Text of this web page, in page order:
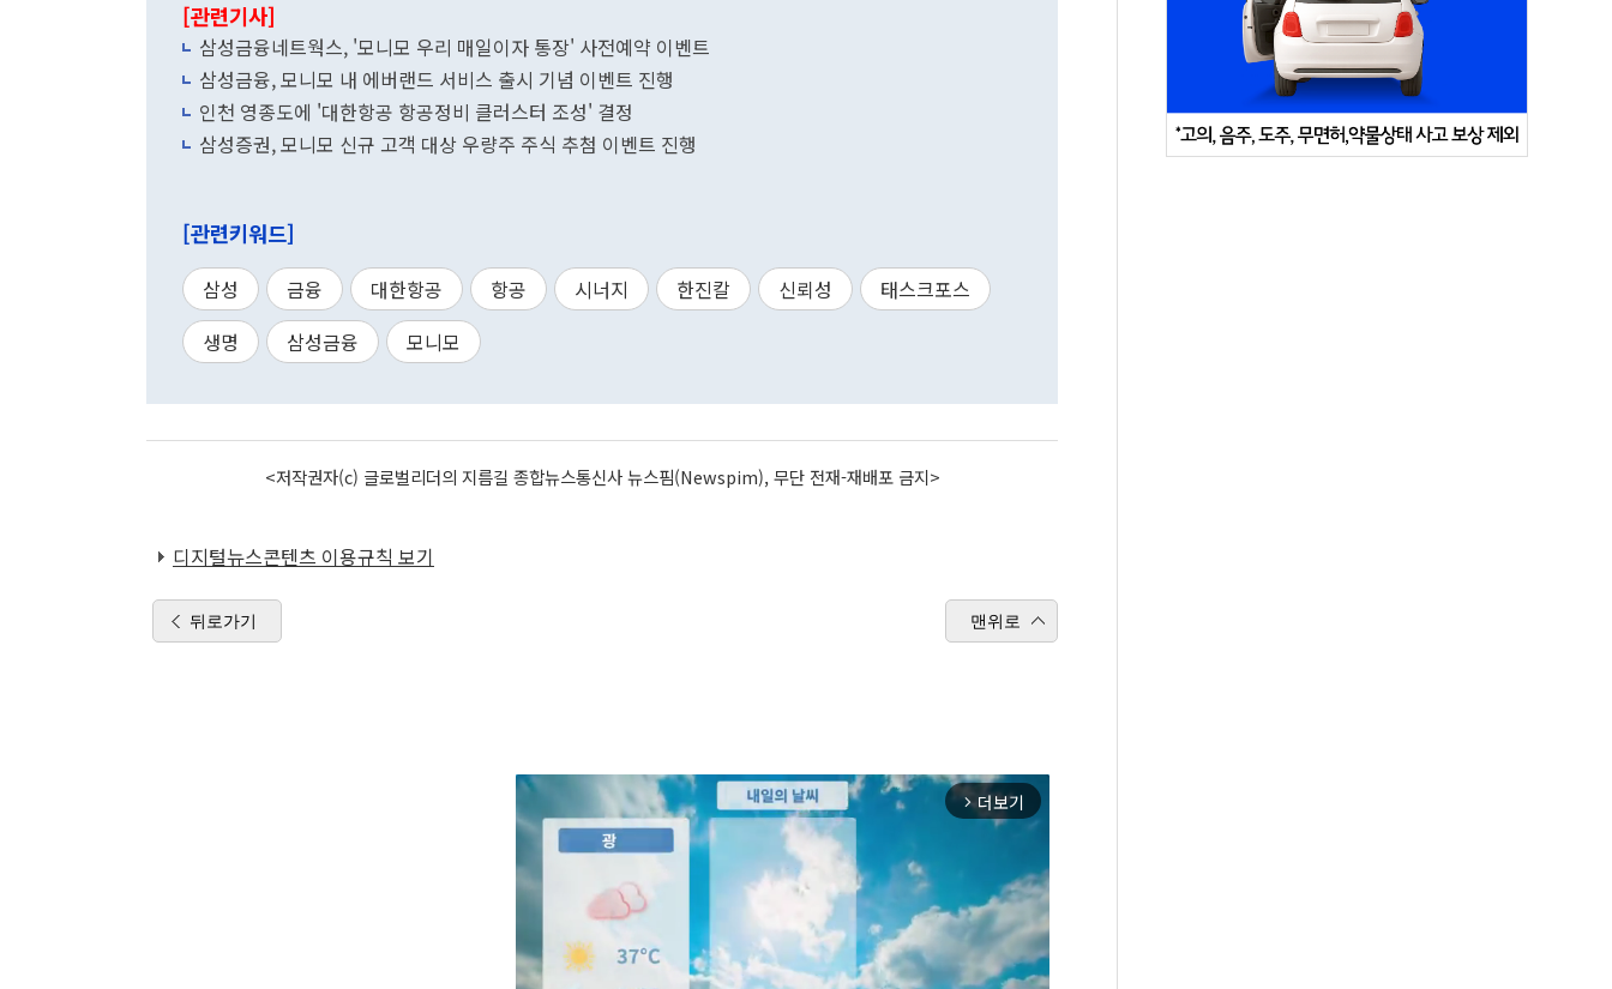
[관련기사]
삼성금융네트웍스, '모니모 우리 매일이자 통장' 사전예약 이벤트
삼성금융, 모니모 내 에버랜드 서비스 출시 기념 이벤트 진행
인천 영종도에 '대한항공 항공정비 클러스터 조성' 결정
삼성증권, 모니모 신규 고객 대상 우량주 주식 추첨 이벤트 진행
[관련키워드]
삼성 금융 대한항공 항공 시너지 한진칼 신뢰성
태스크포스
생명
삼성금융 모니모
<저작권자(c) 글로벌리더의 지름길 종합뉴스통신사 뉴스핌(Newspim), 무단 전재-재배포 금지>
디지털뉴스콘텐츠 이용규칙 보기
뒤로가기 맨위로
arrow_forward_ios 더보기